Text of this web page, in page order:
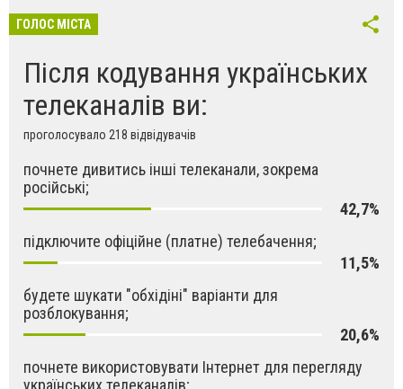
ГОЛОС МІСТА
Після кодування українських
телеканалів ви:
проголосувало 218 відвідувачів
почнете дивитись інші телеканали, зокрема
російські;
42,7%
підключите офіційне (платне) телебачення;
11,5%
будете шукати "обхідіні" варіанти для
розблокування;
20,6%
почнете використовувати Інтернет для перегляду
українських телеканалів;